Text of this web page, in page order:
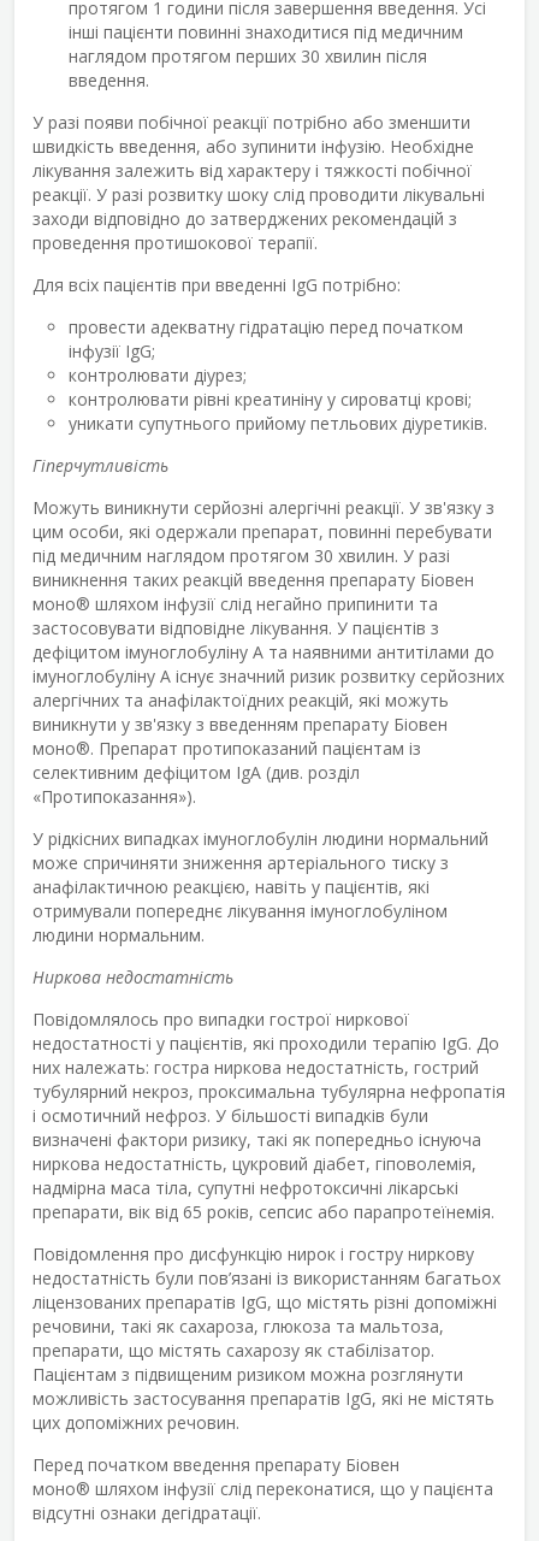
протягом 1 години після завершення введення. Усі
інші пацієнти повинні знаходитися під медичним
наглядом протягом перших 30 хвилин після
введення.
У разі появи побічної реакції потрібно або зменшити
швидкість введення, або зупинити інфузію. Необхідне
лікування залежить від характеру і тяжкості побічної
реакції. У разі розвитку шоку слід проводити лікувальні
заходи відповідно до затверджених рекомендацій з
проведення протишокової терапії.
Для всіх пацієнтів при введенні IgG потрібно:
провести адекватну гідратацію перед початком
інфузії IgG;
контролювати діурез;
контролювати рівні креатиніну у сироватці крові;
уникати супутнього прийому петльових діуретиків.
Гіперчутливість
Можуть виникнути серйозні алергічні реакції. У зв'язку з
цим особи, які одержали препарат, повинні перебувати
під медичним наглядом протягом 30 хвилин. У разі
виникнення таких реакцій введення препарату Біовен
моно® шляхом інфузії слід негайно припинити та
застосовувати відповідне лікування. У пацієнтів з
дефіцитом імуноглобуліну А та наявними антитілами до
імуноглобуліну А існує значний ризик розвитку серйозних
алергічних та анафілактоїдних реакцій, які можуть
виникнути у зв'язку з введенням препарату Біовен
моно®. Препарат протипоказаний пацієнтам із
селективним дефіцитом ІgА (див. розділ
«Протипоказання»).
У рідкісних випадках імуноглобулін людини нормальний
може спричиняти зниження артеріального тиску з
анафілактичною реакцією, навіть у пацієнтів, які
отримували попереднє лікування імуноглобуліном
людини нормальним.
Ниркова недостатність
Повідомлялось про випадки гострої ниркової
недостатності у пацієнтів, які проходили терапію IgG. До
них належать: гостра ниркова недостатність, гострий
тубулярний некроз, проксимальна тубулярна нефропатія
і осмотичний нефроз. У більшості випадків були
визначені фактори ризику, такі як попередньо існуюча
ниркова недостатність, цукровий діабет, гіповолемія,
надмірна маса тіла, супутні нефротоксичні лікарські
препарати, вік від 65 років, сепсис або парапротеїнемія.
Повідомлення про дисфункцію нирок і гостру ниркову
недостатність були пов’язані із використанням багатьох
ліцензованих препаратів IgG, що містять різні допоміжні
речовини, такі як сахароза, глюкоза та мальтоза,
препарати, що містять сахарозу як стабілізатор.
Пацієнтам з підвищеним ризиком можна розглянути
можливість застосування препаратів IgG, які не містять
цих допоміжних речовин.
Перед початком введення препарату Біовен
моно® шляхом інфузії слід переконатися, що у пацієнта
відсутні ознаки дегідратації.